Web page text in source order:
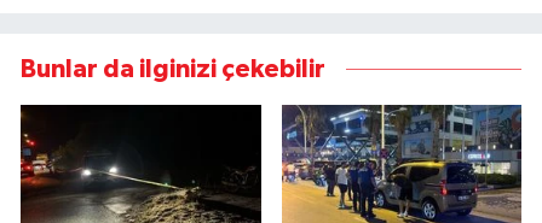
Bunlar da ilginizi çekebilir